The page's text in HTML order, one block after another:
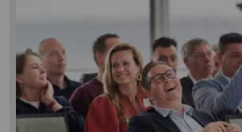
seminar
2026